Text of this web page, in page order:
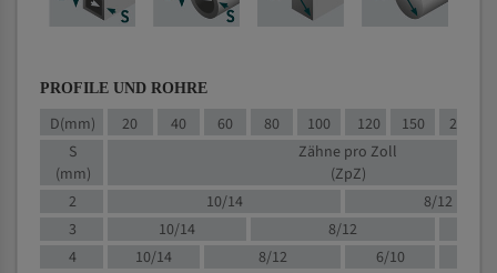
PROFILE UND ROHRE
D(mm) 20 40 60 80 100 120 150 200
S
(mm)
Zähne pro Zoll
(ZpZ)
2
10/14
8/12
3
10/14 8/12
4
10/14 8/12 6/10